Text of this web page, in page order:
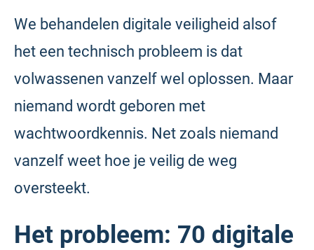
We behandelen digitale veiligheid alsof
het een technisch probleem is dat
volwassenen vanzelf wel oplossen. Maar
niemand wordt geboren met
wachtwoordkennis. Net zoals niemand
vanzelf weet hoe je veilig de weg
oversteekt.
Het probleem: 70 digitale